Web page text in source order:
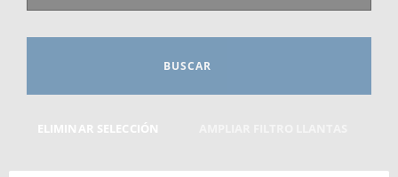
BUSCAR
ELIMINAR SELECCIÓN